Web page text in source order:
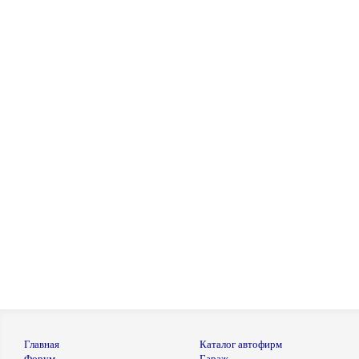
Главная
Каталог автофирм